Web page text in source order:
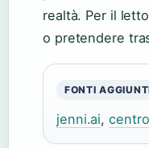
realtà. Per il
o pretendere
FONTI
jenni.ai,